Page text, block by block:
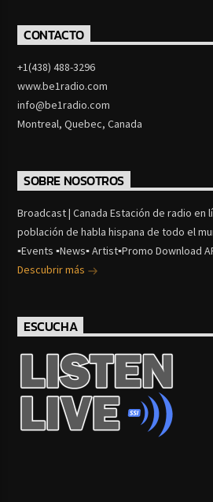
CONTACTO
+1(438) 488-3296
www.be1radio.com
info@be1radio.com
Montreal, Quebec, Canada
SOBRE NOSOTROS
Broadcast | Canada Estación de radio en
población de habla hispana de todo el
▪Events ▪News▪ Artist▪Promo Download
Descubrir más
ESCUCHA